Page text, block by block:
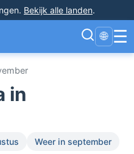
. Bekijk alle landen.
🌐 ☰
in
Weer in september